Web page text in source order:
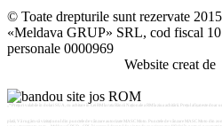
© Toate drepturile sunt rezervate 2015
«Meldava GRUP» SRL, cod fiscal
personale 0000969
Website creat de
„*Prețuri valabile în dolari SUA, cu achitare în Lei RM la rata Băncii Naționale a RM la ziua achitării. Prețul afișat este
plată, Vă rugăm să vizitați unul din punctele de vânzare autorizate MASC Moto. Punctele de vânzare MASC Moto din